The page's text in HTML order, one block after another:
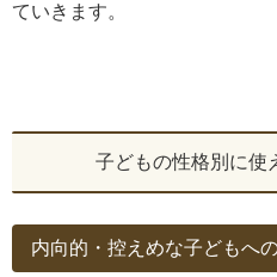
ていきます。
子どもの性格別に使
内向的・控えめな子どもへ